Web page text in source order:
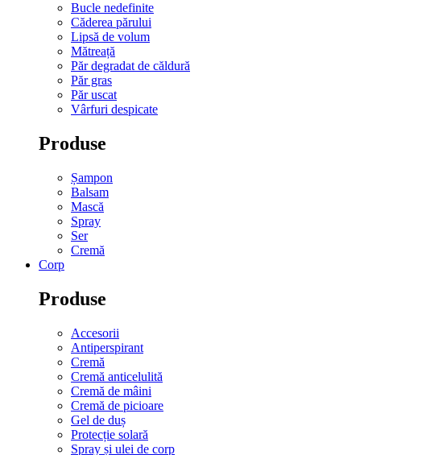
Bucle nedefinite
Căderea părului
Lipsă de volum
Mătreață
Păr degradat de căldură
Păr gras
Păr uscat
Vârfuri despicate
Produse
Șampon
Balsam
Mască
Spray
Ser
Cremă
Corp
Produse
Accesorii
Antiperspirant
Cremă
Cremă anticelulită
Cremă de mâini
Cremă de picioare
Gel de duș
Protecție solară
Spray și ulei de corp